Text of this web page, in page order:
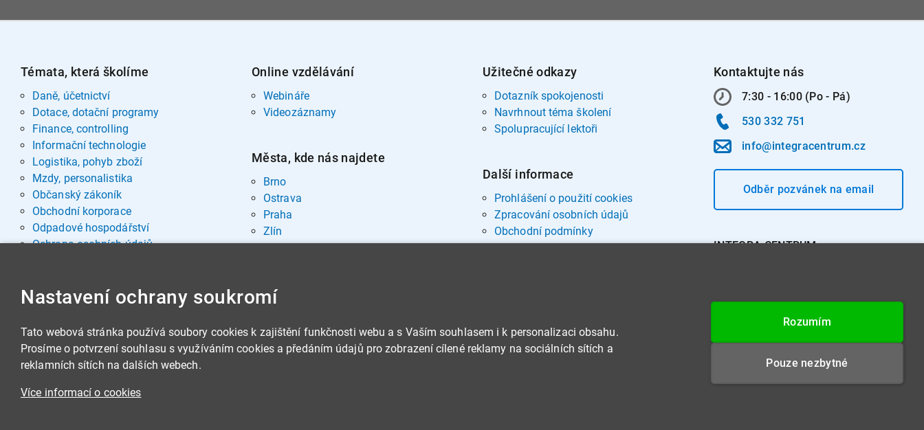
Témata, která školíme
Daně, účetnictví
Dotace, dotační programy
Finance, controlling
Informační technologie
Logistika, pohyb zboží
Mzdy, personalistika
Občanský zákoník
Obchodní korporace
Odpadové hospodářství
Ochrana osobních údajů
Sociální oblast
Stavby, nemovitosti
Veřejná správa
Veřejné zakázky
Životní prostředí
Online vzdělávání
Webináře
Videozáznamy
Města, kde nás najdete
Brno
Ostrava
Praha
Zlín
Užitečné odkazy
Dotazník spokojenosti
Navrhnout téma školení
Spolupracující lektoři
Další informace
Prohlášení o použití cookies
Zpracování osobních údajů
Obchodní podmínky
Kontaktujte nás
7:30 - 16:00 (Po - Pá)
530 332 751
info@integracentrum.cz
Odběr pozvánekna email
INTEGRA CENTRUM s.r.o.
IČ: 26234203
DIČ: CZ26234203
Nastavení ochrany soukromí
Tato webová stránka používá soubory cookies k zajištění funkčnosti webu a s Vaším souhlasem i k personalizaci obsahu.
Prosíme o potvrzení souhlasu s využíváním cookies a předáním údajů pro zobrazení cílené reklamy na sociálních sítích a
reklamních sítích na dalších webech.
Více informací o cookies
Rozumím
Pouze nezbytné